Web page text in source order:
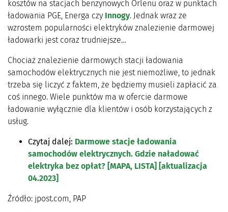
kosztów na stacjach benzynowych Orlenu oraz w punktach
ładowania PGE, Energa czy Innogy. Jednak wraz ze
wzrostem popularności elektryków znalezienie darmowej
ładowarki jest coraz trudniejsze…
Chociaż znalezienie darmowych stacji ładowania
samochodów elektrycznych nie jest niemożliwe, to jednak
trzeba się liczyć z faktem, że będziemy musieli zapłacić za
coś innego. Wiele punktów ma w ofercie darmowe
ładowanie wyłącznie dla klientów i osób korzystających z
usług.
Czytaj dalej: Darmowe stacje ładowania
samochodów elektrycznych. Gdzie naładować
elektryka bez opłat? [MAPA, LISTA] [aktualizacja
04.2023]
Źródło: jpost.com, PAP